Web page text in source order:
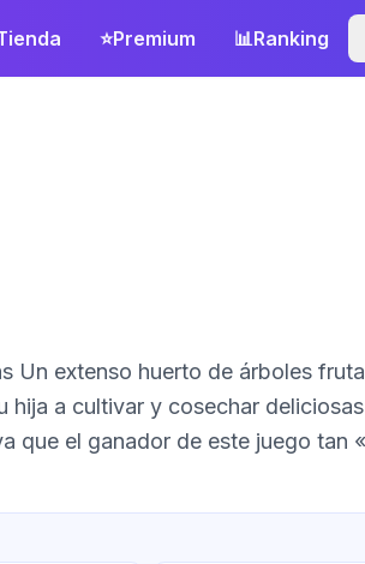
⭐Premium 📊Ranking
la
a cultivar y cosechar
que el ganador de este juego tan